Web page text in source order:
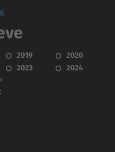
2019
2020
2023
2024